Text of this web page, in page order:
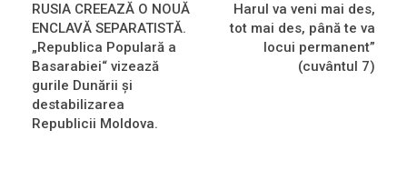
RUSIA CREEAZĂ O NOUĂ
ENCLAVĂ SEPARATISTĂ.
„Republica Populară a
Basarabiei“ vizează
gurile Dunării şi
destabilizarea
Republicii Moldova.
Harul va veni mai des,
tot mai des, până te va
locui permanent”
(cuvântul 7)